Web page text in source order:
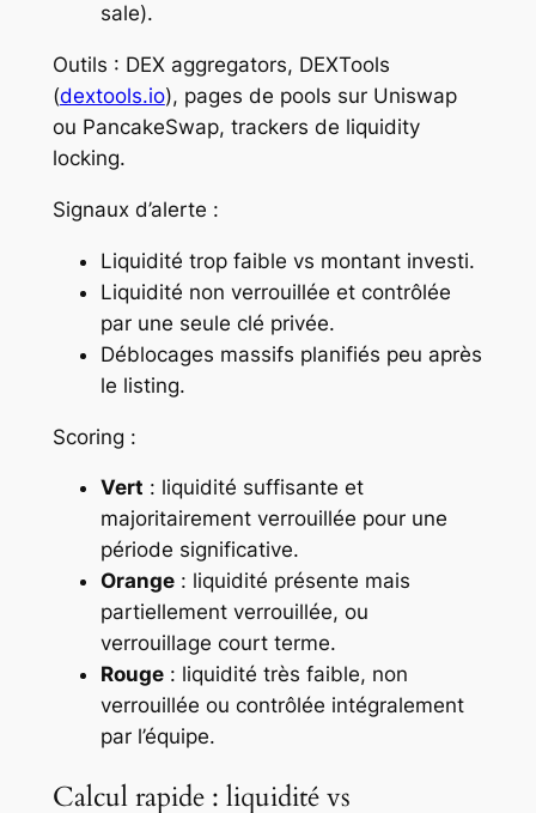
sale).
Outils : DEX aggregators, DEXTools
(dextools.io), pages de pools sur Uniswap
ou PancakeSwap, trackers de liquidity
locking.
Signaux d’alerte :
Liquidité trop faible vs montant investi.
Liquidité non verrouillée et contrôlée
par une seule clé privée.
Déblocages massifs planifiés peu après
le listing.
Scoring :
Vert : liquidité suffisante et
majoritairement verrouillée pour une
période significative.
Orange: liquidité présente mais
partiellement verrouillée, ou
verrouillage court terme.
Rouge: liquidité très faible, non
verrouillée ou contrôlée intégralement
par l’équipe.
Calcul rapide : liquidité vs